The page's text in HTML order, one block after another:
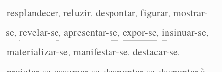
Sinônimos
resplandecer, reluzir, despontar, figurar, mostrar-
se, revelar-se, apresentar-se, expor-se, insinuar-se,
materializar-se, manifestar-se, destacar-se,